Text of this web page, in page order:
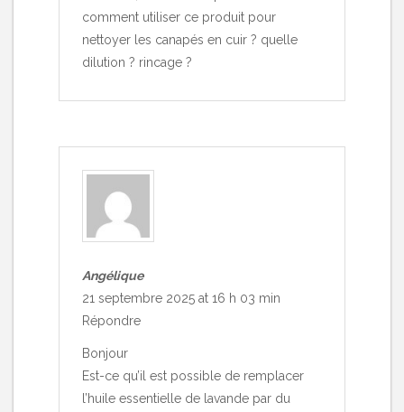
comment utiliser ce produit pour
nettoyer les canapés en cuir ? quelle
dilution ? rincage ?
Angélique
21 septembre 2025 at 16 h 03 min
Répondre
Bonjour
Est-ce qu’il est possible de remplacer
l’huile essentielle de lavande par du